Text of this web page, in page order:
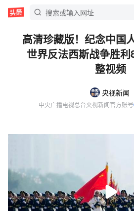
高清珍藏版！纪念中国
世界反法西斯战争胜
整视频
央视新闻
中央广播电视总台央视新闻官方账号